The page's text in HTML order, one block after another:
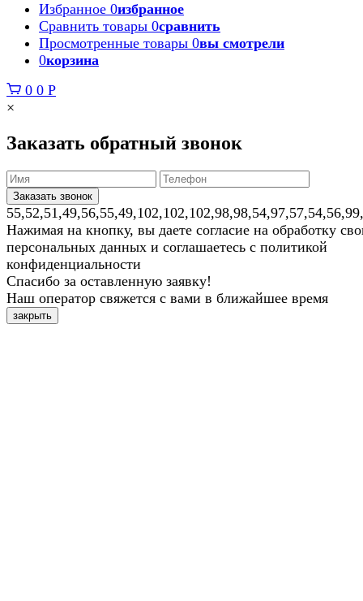
Избранное 0избранное
Сравнить товары 0сравнить
Просмотренные товары 0вы смотрели
0корзина
0 0 Р
×
Заказать обратный звонок
Нажимая на кнопку, вы даете согласие на обработку
персональных данных и соглашаетесь с политикой
конфиденциальности
Спасибо за оставленную заявку!
Наш оператор свяжется с вами в ближайшее время
закрыть